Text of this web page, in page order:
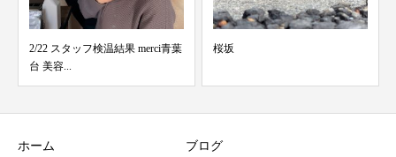
桜坂
10月22日 口コミ投稿merci青葉台
ホーム
ブログ